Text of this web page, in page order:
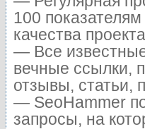
100
качества
— Все
вечные ссылки,
отзывы, статьи,
— SeoHammer
запросы, на